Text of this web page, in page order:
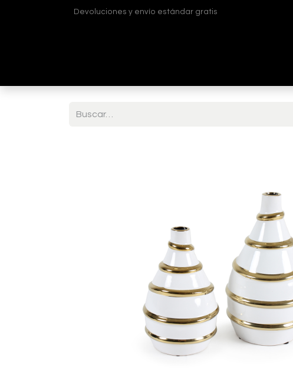
Devoluciones y envío estándar gratis